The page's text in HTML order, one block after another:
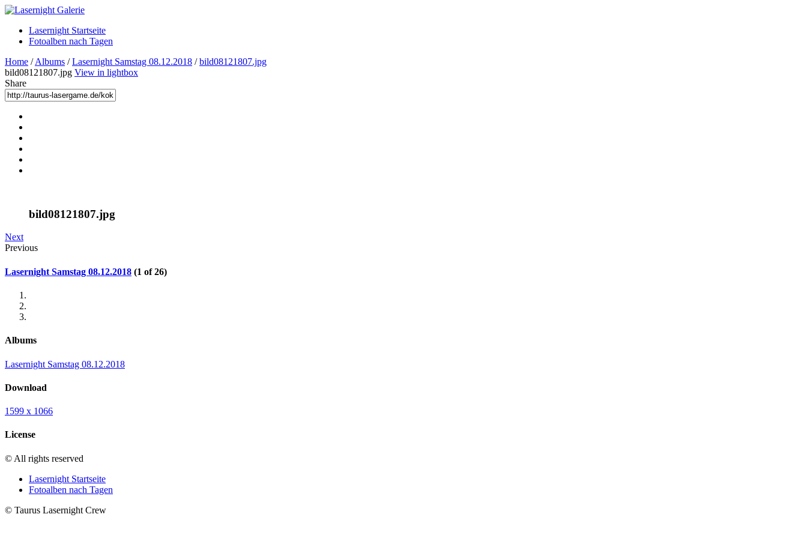
Lasernight Startseite
Fotoalben nach Tagen
Home /Albums /Lasernight Samstag 08.12.2018 /bild08121807.jpg
bild08121807.jpg View in lightbox
Share
bild08121807.jpg
Next
Previous
Lasernight Samstag 08.12.2018 (1 of 26)
Albums
Lasernight Samstag 08.12.2018
Download
1599 x 1066
License
© All rights reserved
Lasernight Startseite
Fotoalben nach Tagen
© Taurus Lasernight Crew